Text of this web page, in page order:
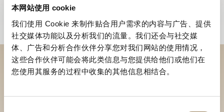
本网站使用 cookie
我们使用 Cookie 来制作贴合用户需求的内容与广告、提供
社交媒体功能以及分析我们的流量。我们还会与社交媒
体、广告和分析合作伙伴分享您对我们网站的使用情况，
这些合作伙伴可能会将此类信息与您提供给他们或他们在
您使用其服务的过程中收集的其他信息相结合。
於專賣店探索品牌系列作品
尋找專賣店